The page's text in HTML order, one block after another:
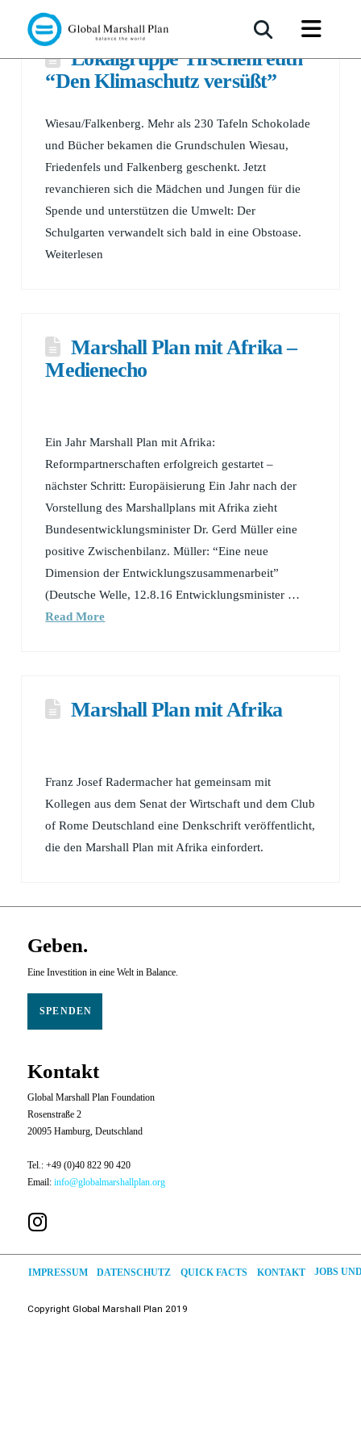
Lokalgruppe Tirschenreuth
“Den Klimaschutz versüßt”
Wiesau/Falkenberg. Mehr als 230 Tafeln Schokolade
und Bücher bekamen die Grundschulen Wiesau,
Friedenfels und Falkenberg geschenkt. Jetzt
revanchieren sich die Mädchen und Jungen für die
Spende und unterstützen die Umwelt: Der
Schulgarten verwandelt sich bald in eine Obstoase.
Weiterlesen
Marshall Plan mit Afrika –
Medienecho
Ein Jahr Marshall Plan mit Afrika:
Reformpartnerschaften erfolgreich gestartet –
nächster Schritt: Europäisierung Ein Jahr nach der
Vorstellung des Marshallplans mit Afrika zieht
Bundesentwicklungsminister Dr. Gerd Müller eine
positive Zwischenbilanz. Müller: “Eine neue
Dimension der Entwicklungszusammenarbeit”
(Deutsche Welle, 12.8.16 Entwicklungsminister …
Read More
Marshall Plan mit Afrika
Franz Josef Radermacher hat gemeinsam mit
Kollegen aus dem Senat der Wirtschaft und dem Club
of Rome Deutschland eine Denkschrift veröffentlicht,
die den Marshall Plan mit Afrika einfordert.
Geben.
Eine Investition in eine Welt in Balance.
SPENDEN
Kontakt
Global Marshall Plan Foundation
Rosenstraße 2
20095 Hamburg, Deutschland
Tel.: +49 (0)40 822 90 420
Email: info@globalmarshallplan.org
IMPRESSUM DATENSCHUTZ QUICK FACTS KONTAKT JOBS
CopyrightGlobal Marshall Plan 2019